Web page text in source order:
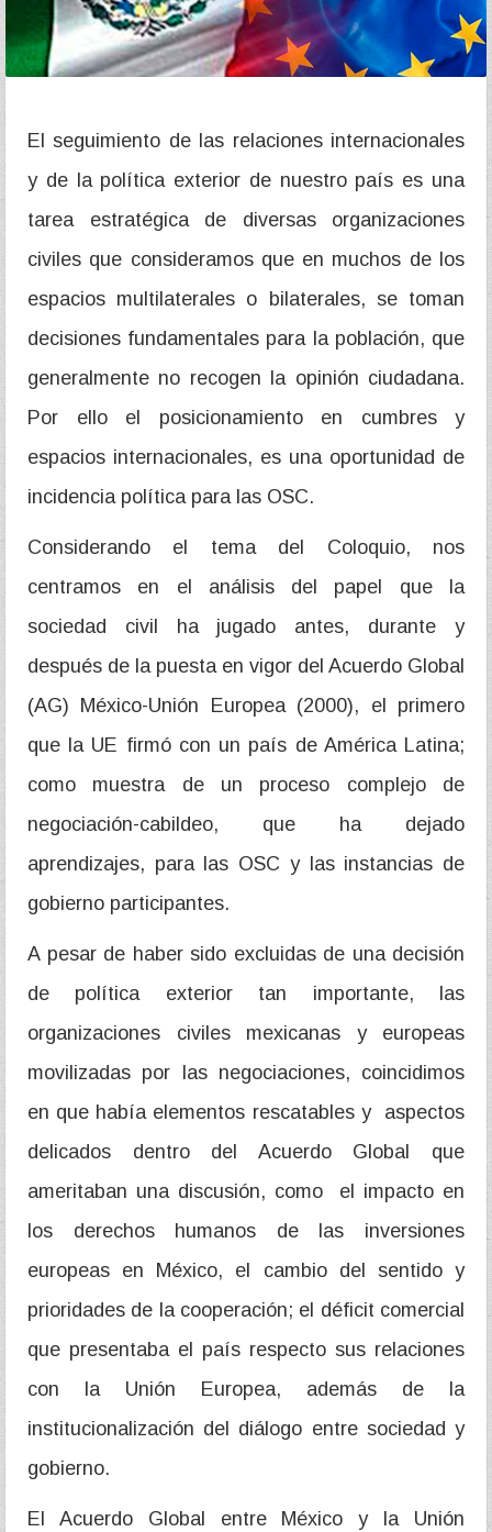
El seguimiento de las relaciones internacionales
y de la política exterior de nuestro país es una
tarea estratégica de diversas organizaciones
civiles que consideramos que en muchos de los
espacios multilaterales o bilaterales, se toman
decisiones fundamentales para la población, que
generalmente no recogen la opinión ciudadana.
Por ello el posicionamiento en cumbres y
espacios internacionales, es una oportunidad de
incidencia política para las OSC.
Considerando el tema del Coloquio, nos
centramos en el análisis del papel que la
sociedad civil ha jugado antes, durante y
después de la puesta en vigor del Acuerdo Global
(AG) México-Unión Europea (2000), el primero
que la UE firmó con un país de América Latina;
como muestra de un proceso complejo de
negociación-cabildeo, que ha dejado
aprendizajes, para las OSC y las instancias de
gobierno participantes.
A pesar de haber sido excluidas de una decisión
de política exterior tan importante, las
organizaciones civiles mexicanas y europeas
movilizadas por las negociaciones, coincidimos
en que había elementos rescatables y aspectos
delicados dentro del Acuerdo Global que
ameritaban una discusión, como el impacto en
los derechos humanos de las inversiones
europeas en México, el cambio del sentido y
prioridades de la cooperación; el déficit comercial
que presentaba el país respecto sus relaciones
con la Unión Europea, además de la
institucionalización del diálogo entre sociedad y
gobierno.
El Acuerdo Global entre México y la Unión